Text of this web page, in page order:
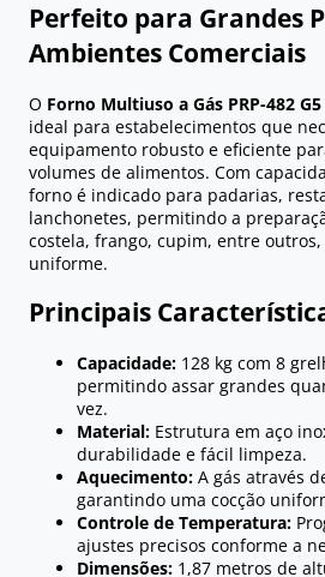
Perfeito para Grandes
Ambientes Comerciais
O Forno Multiuso a Gás PRP-482
ideal para estabelecimentos que
equipamento robusto e eficiente
volumes de alimentos. Com
forno é indicado para padarias,
lanchonetes, permitindo a
costela, frango, cupim, entre
uniforme.
Principais
Capacidade: 128 kg com 8
permitindo assar grandes
vez.
Material: Estrutura em aço
durabilidade e fácil limpeza.
Aquecimento: A gás através
garantindo uma cocção
Controle de Temperatura:
ajustes precisos conforme a
Dimensões: 1,87 metros de